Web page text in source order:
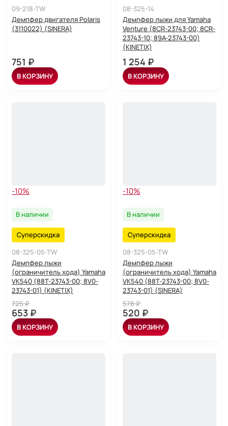
09-218-TW
Демпфер двигателя Polaris
(3110022) (SINERA)
751 ₽
В КОРЗИНУ
08-325-14
Демпфер лыжи для Yamaha
Venture (8CR-23743-00; 8CR-
23743-10; 89A-23743-00)
(KINETIX)
1 254 ₽
В КОРЗИНУ
-10%
В наличии
Суперскидка
08-325-05-TW
Демпфер лыжи
(ограничитель хода) Yamaha
VK540 (88T-23743-00; 8V0-
23743-01) (KINETIX)
725 ₽
653 ₽
В КОРЗИНУ
-10%
В наличии
Суперскидка
08-325-05-TW
Демпфер лыжи
(ограничитель хода) Yamaha
VK540 (88T-23743-00; 8V0-
23743-01) (SINERA)
578 ₽
520 ₽
В КОРЗИНУ